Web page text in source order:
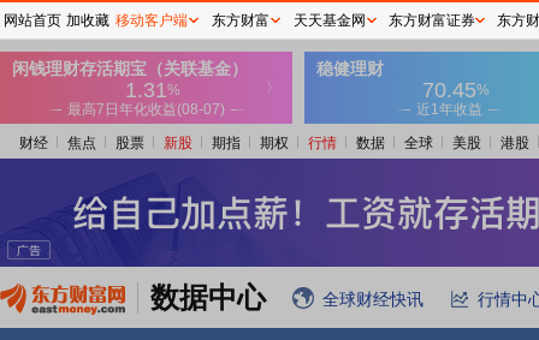
财经 焦点 股票 新股 期指 期权 行情 数据 全球 美股 港股
数据中心 全球财经快讯 行情中
网站首页 加收藏 移动客户端 东方财富 天天基金网 东方财富证券 东方